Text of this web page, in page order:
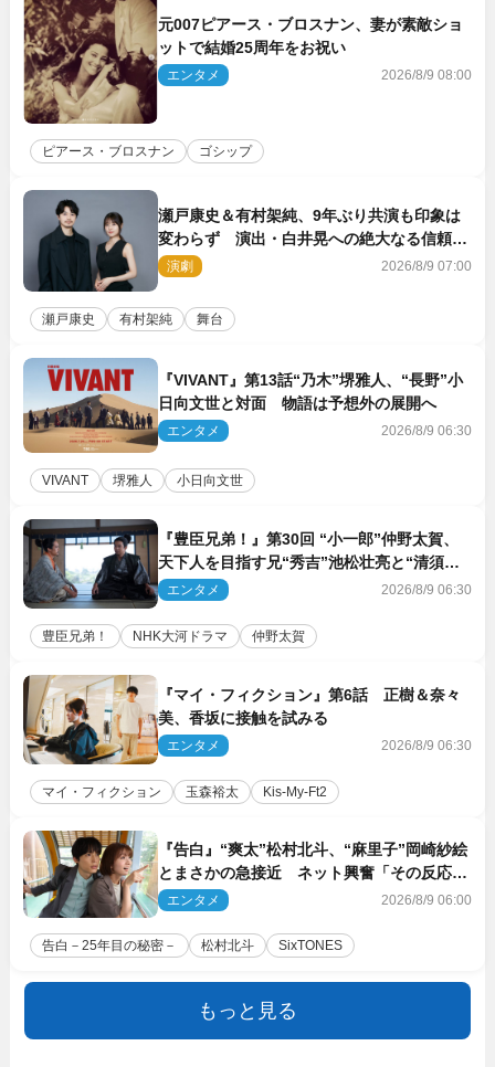
元007ピアース・ブロスナン、妻が素敵ショ
ットで結婚25周年をお祝い
エンタメ 2026/8/9 08:00
ピアース・ブロスナン ゴシップ
瀬戸康史＆有村架純、9年ぶり共演も印象は
変わらず 演出・白井晃への絶大なる信頼を
胸に舞台『キュー』に挑む
演劇 2026/8/9 07:00
瀬戸康史 有村架純 舞台
『VIVANT』第13話“乃木”堺雅人、“長野”小
日向文世と対面 物語は予想外の展開へ
エンタメ 2026/8/9 06:30
VIVANT 堺雅人 小日向文世
『豊臣兄弟！』第30回 “小一郎”仲野太賀、
天下人を目指す兄“秀吉”池松壮亮と“清須会
議”へ
エンタメ 2026/8/9 06:30
豊臣兄弟！ NHK大河ドラマ 仲野太賀
『マイ・フィクション』第6話 正樹＆奈々
美、香坂に接触を試みる
エンタメ 2026/8/9 06:30
マイ・フィクション 玉森裕太 Kis‐My‐Ft2
『告白』“爽太”松村北斗、“麻里子”岡崎紗絵
とまさかの急接近 ネット興奮「その反応
は」「いいの!?」（ネタバレあり）
エンタメ 2026/8/9 06:00
告白－25年目の秘密－ 松村北斗 SixTONES
もっと見る